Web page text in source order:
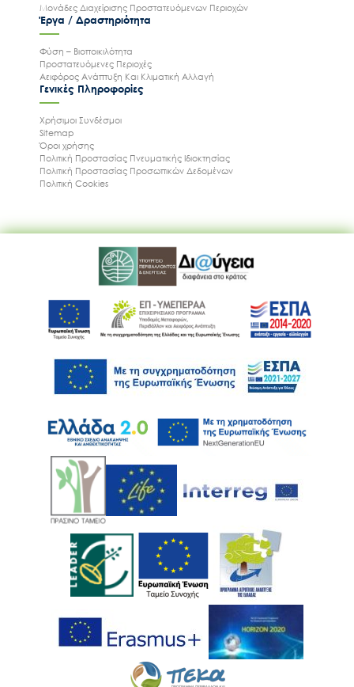
Ακολουθήστε μας
Μονάδες Διαχείρισης Προστατευόμενων Περιοχών
Έργα / Δραστηριότητα
Φύση – Βιοποικιλότητα
Προστατευόμενες Περιοχές
Αειφόρος Ανάπτυξη Και Κλιματική Αλλαγή
Γενικές Πληροφορίες
Χρήσιμοι Συνδέσμοι
Sitemap
Όροι χρήσης
Πολιτική Προστασίας Πνευματικής Ιδιοκτησίας
Πολιτική Προστασίας Προσωπικών Δεδομένων
Πολιτική Cookies